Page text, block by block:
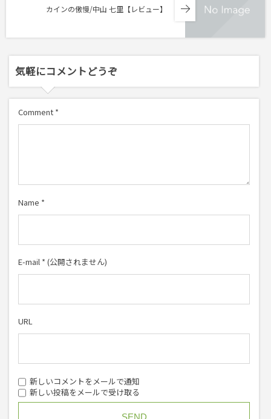
カインの傲慢/中山 七里【レビュー】
気軽にコメントどうぞ
Comment *
Name *
E-mail * (公開されません)
URL
新しいコメントをメールで通知
新しい投稿をメールで受け取る